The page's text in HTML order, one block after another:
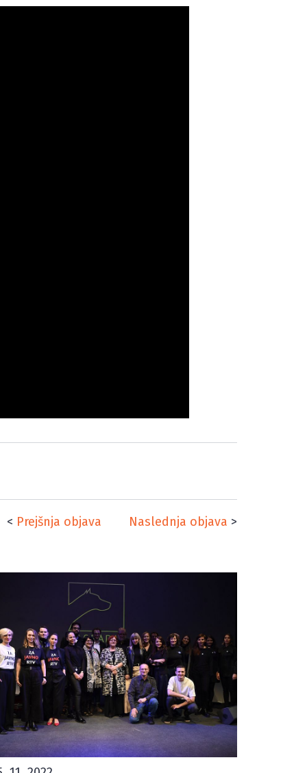
< Prejšnja objava Naslednja objava >